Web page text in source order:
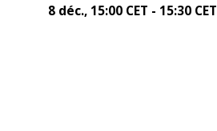
8 déc., 15:00 CET - 15:30 CET